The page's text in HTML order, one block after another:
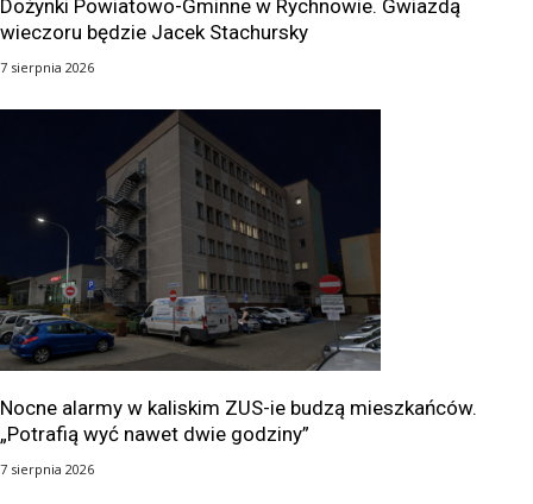
Dożynki Powiatowo-Gminne w Rychnowie. Gwiazdą
wieczoru będzie Jacek Stachursky
7 sierpnia 2026
Nocne alarmy w kaliskim ZUS-ie budzą mieszkańców.
„Potrafią wyć nawet dwie godziny”
7 sierpnia 2026